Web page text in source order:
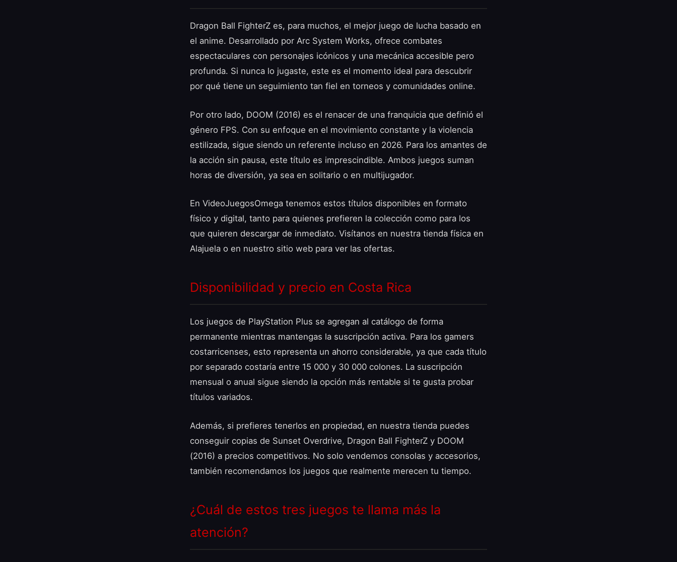
Dragon Ball FighterZ es, para muchos, el mejor juego de lucha basado en
el anime. Desarrollado por Arc System Works, ofrece combates
espectaculares con personajes icónicos y una mecánica accesible pero
profunda. Si nunca lo jugaste, este es el momento ideal para descubrir
por qué tiene un seguimiento tan fiel en torneos y comunidades online.
Por otro lado, DOOM (2016) es el renacer de una franquicia que definió el
género FPS. Con su enfoque en el movimiento constante y la violencia
estilizada, sigue siendo un referente incluso en 2026. Para los amantes de
la acción sin pausa, este título es imprescindible. Ambos juegos suman
horas de diversión, ya sea en solitario o en multijugador.
En VideoJuegosOmega tenemos estos títulos disponibles en formato
físico y digital, tanto para quienes prefieren la colección como para los
que quieren descargar de inmediato. Visítanos en nuestra tienda física en
Alajuela o en nuestro sitio web para ver las ofertas.
Disponibilidad y precio en Costa Rica
Los juegos de PlayStation Plus se agregan al catálogo de forma
permanente mientras mantengas la suscripción activa. Para los gamers
costarricenses, esto representa un ahorro considerable, ya que cada título
por separado costaría entre 15 000 y 30 000 colones. La suscripción
mensual o anual sigue siendo la opción más rentable si te gusta probar
títulos variados.
Además, si prefieres tenerlos en propiedad, en nuestra tienda puedes
conseguir copias de Sunset Overdrive, Dragon Ball FighterZ y DOOM
(2016) a precios competitivos. No solo vendemos consolas y accesorios,
también recomendamos los juegos que realmente merecen tu tiempo.
¿Cuál de estos tres juegos te llama más la
atención?